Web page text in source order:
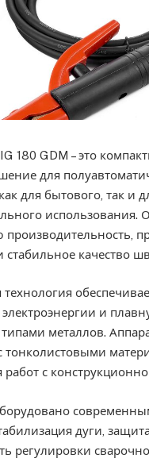
180 GDM – это
для
для бытового, так и
использования.
производительность,
стабильное качество
и
металлов.
тонколистовыми
работ с
дуги,
регулировки